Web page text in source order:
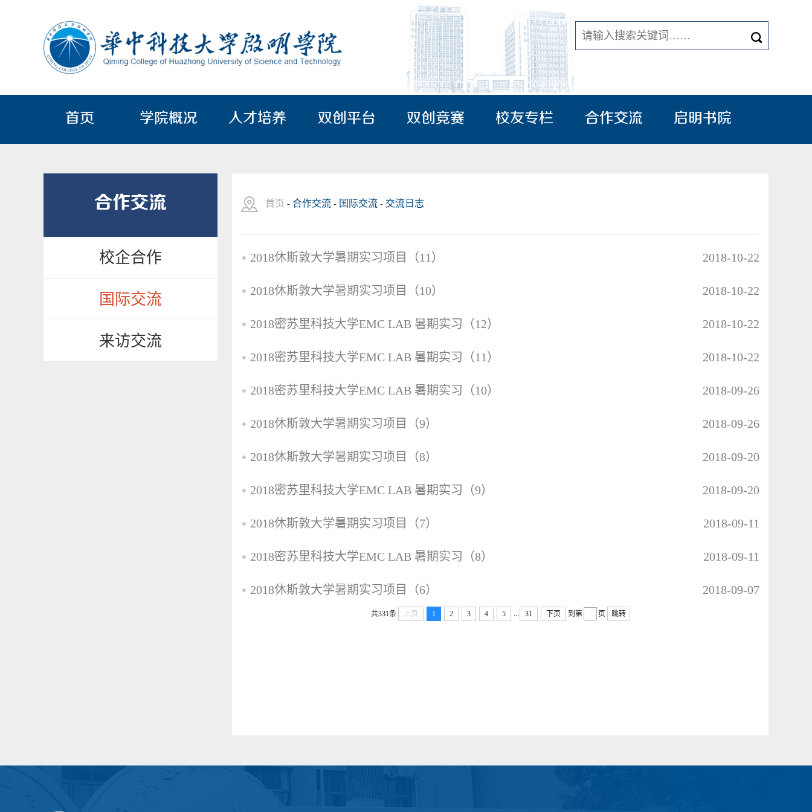
首页 学院概况 人才培养 双创平台 双创竞赛 校友专栏 合作交流 启明书院
合作交流
校企合作
国际交流
来访交流
首页 - 合作交流 - 国际交流 - 交流日志
2018休斯敦大学暑期实习项目（11） 2018-10-22
2018休斯敦大学暑期实习项目（10） 2018-10-22
2018密苏里科技大学EMC LAB 暑期实习（12） 2018-10-22
2018密苏里科技大学EMC LAB 暑期实习（11） 2018-10-22
2018密苏里科技大学EMC LAB 暑期实习（10） 2018-09-26
2018休斯敦大学暑期实习项目（9） 2018-09-26
2018休斯敦大学暑期实习项目（8） 2018-09-20
2018密苏里科技大学EMC LAB 暑期实习（9） 2018-09-20
2018休斯敦大学暑期实习项目（7） 2018-09-11
2018密苏里科技大学EMC LAB 暑期实习（8） 2018-09-11
2018休斯敦大学暑期实习项目（6）​ 2018-09-07
共331条 上页 1 2 3 4 5 31 下页 到第 页 跳转